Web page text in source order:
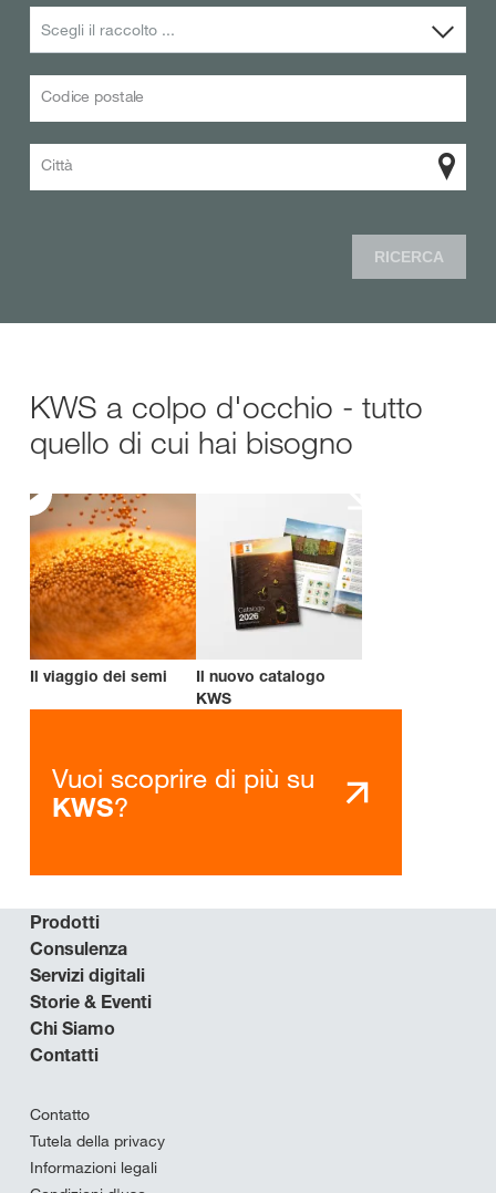
Scegli il raccolto ...
Codice postale
Città
RICERCA
KWS a colpo d'occhio - tutto
quello di cui hai bisogno
Il viaggio dei semi
Il nuovo catalogo
KWS
Vuoi scoprire di più su
KWS?
Prodotti
Consulenza
Servizi digitali
Storie & Eventi
Chi Siamo
Contatti
Contatto
Tutela della privacy
Informazioni legali